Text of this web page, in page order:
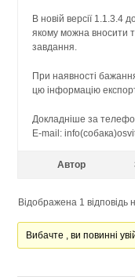
В новій версії 1.1.3.4
якому можна вносити
завдання.
При наявності
цю інформацію
Докладніше за
E-mail:
Автор
Відображена 1 відповідь
Вибачте , ви повинні